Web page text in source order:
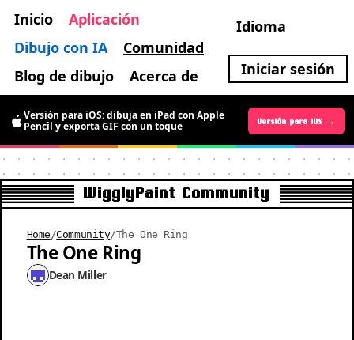
Inicio
Aplicación
Dibujo con IA
Comunidad
Blog de dibujo
Acerca de
Idioma
Iniciar sesión
Versión para Android →
Versión para iOS: dibuja en iPad con Apple
Pencil y exporta GIF con un toque
Versión para iOS →
WigglyPaint Community
Home /Community/The One Ring
The One Ring
Dean Miller